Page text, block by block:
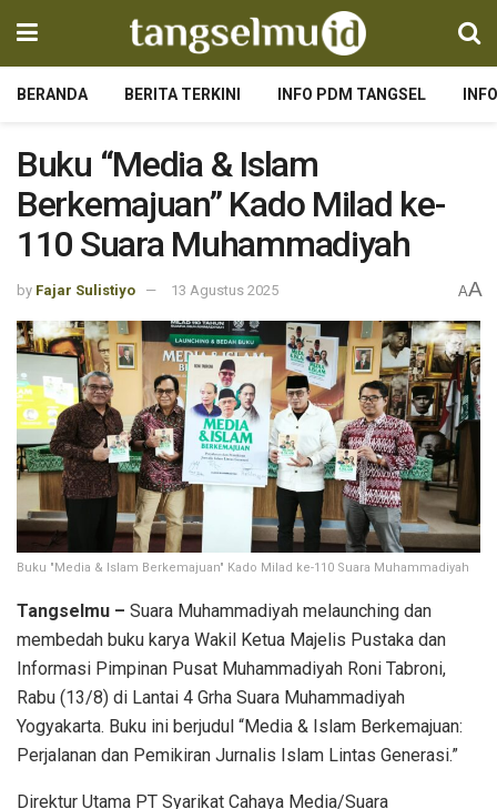
BERANDA BERITA TERKINI INFO PDM TANGSEL
Buku “Media & Islam
Berkemajuan” Kado Milad ke-
110 Suara Muhammadiyah
by Fajar Sulistiyo 13 Agustus 2025 AA
Buku "Media & Islam Berkemajuan" Kado Milad ke-110 Suara Muhammadiyah
Tangselmu – Suara Muhammadiyah melaunching dan
membedah buku karya Wakil Ketua Majelis Pustaka dan
Informasi Pimpinan Pusat Muhammadiyah Roni Tabroni,
Rabu (13/8) di Lantai 4 Grha Suara Muhammadiyah
Yogyakarta. Buku ini berjudul “Media & Islam Berkemajuan:
Perjalanan dan Pemikiran Jurnalis Islam Lintas Generasi.”
Direktur Utama PT Syarikat Cahaya Media/Suara